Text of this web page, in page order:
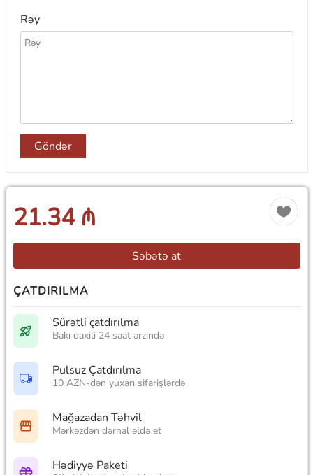
Rəy
Göndər
21.34 ₼
Səbətə at
ÇATDIRILMA
Sürətli çatdırılma
Bakı daxili 24 saat ərzində
Pulsuz Çatdırılma
10 AZN-dən yuxarı sifarişlərdə
Mağazadan Təhvil
Mərkəzdən dərhal əldə et
Hədiyyə Paketi